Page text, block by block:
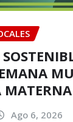
MATERNA
Ago 6, 2026